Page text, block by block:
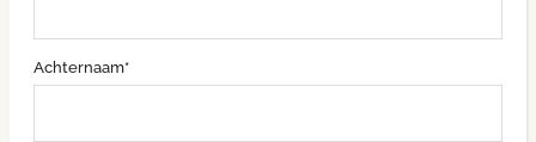
Achternaam*